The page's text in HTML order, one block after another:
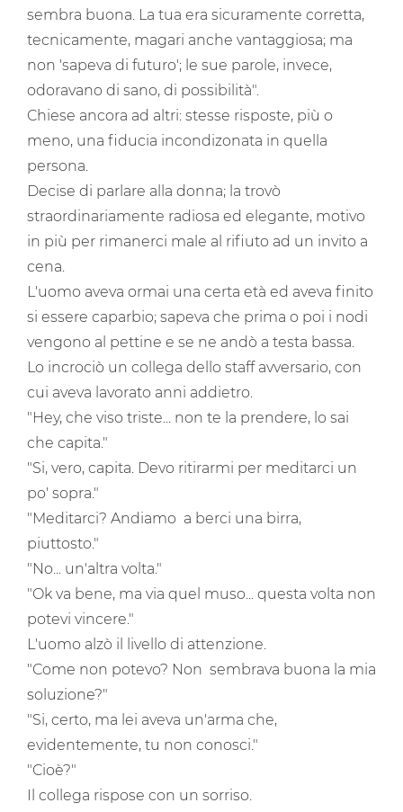
sembra buona. La tua era sicuramente corretta,
tecnicamente, magari anche vantaggiosa; ma
non 'sapeva di futuro'; le sue parole, invece,
odoravano di sano, di possibilità".
Chiese ancora ad altri: stesse risposte, più o
meno, una fiducia incondizonata in quella
persona.
Decise di parlare alla donna; la trovò
straordinariamente radiosa ed elegante, motivo
in più per rimanerci male al rifiuto ad un invito a
cena.
L'uomo aveva ormai una certa età ed aveva finito
si essere caparbio; sapeva che prima o poi i nodi
vengono al pettine e se ne andò a testa bassa.
Lo incrociò un collega dello staff avversario, con
cui aveva lavorato anni addietro.
"Hey, che viso triste... non te la prendere, lo sai
che capita."
"Si, vero, capita. Devo ritirarmi per meditarci un
po' sopra."
"Meditarci? Andiamo a berci una birra,
piuttosto."
"No... un'altra volta."
"Ok va bene, ma via quel muso... questa volta non
potevi vincere."
L'uomo alzò il livello di attenzione.
"Come non potevo? Non sembrava buona la mia
soluzione?"
"Si, certo, ma lei aveva un'arma che,
evidentemente, tu non conosci."
"Cioè?"
Il collega rispose con un sorriso.